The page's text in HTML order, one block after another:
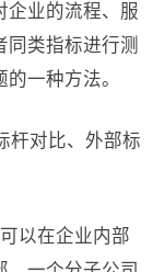
企业的流程、服
类指标进行测
一种方法。
杆对比、外部标
以在企业内部